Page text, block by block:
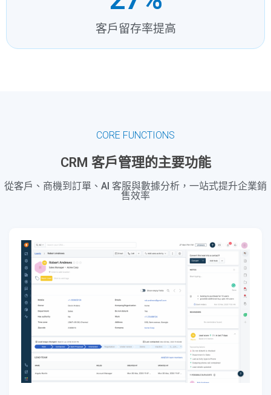
客戶留存率提高
CORE FUNCTIONS
CRM 客戶管理的主要功能
從客戶、商機到訂單、AI 客服與數據分析，一站式提升企業銷
售效率